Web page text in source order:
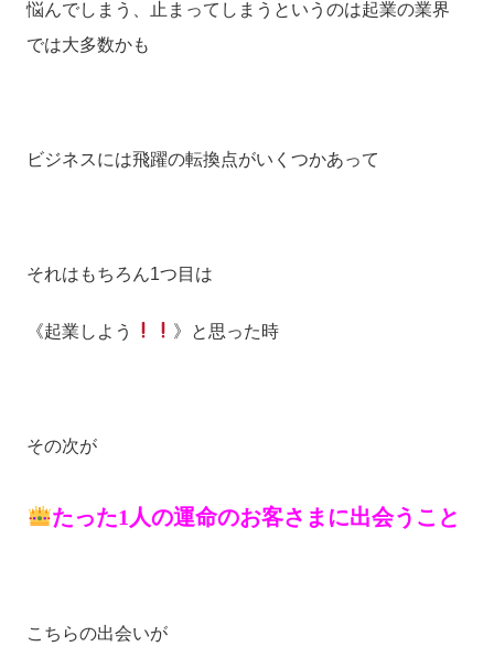
悩んでしまう、止まってしまうというのは起業の業界
では大多数かも
ビジネスには飛躍の転換点がいくつかあって
それはもちろん1つ目は
《起業しよう 》と思った時
その次が
たった1人の運命のお客さまに出会うこと
こちらの出会いが